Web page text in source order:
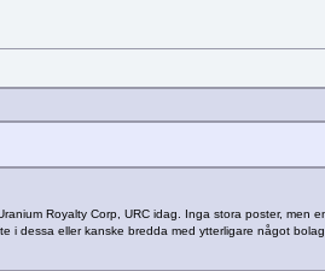
Royalty Corp, URC idag. Inga stora poster, men
i dessa eller kanske bredda med ytterligare något